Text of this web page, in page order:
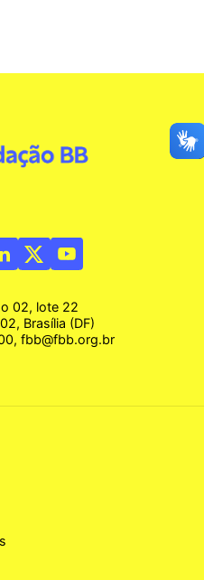
02, lote 22
Brasília (DF)
fbb@fbb.org.br